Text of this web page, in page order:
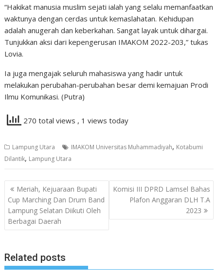
“Hakikat manusia muslim sejati ialah yang selalu memanfaatkan
waktunya dengan cerdas untuk kemaslahatan. Kehidupan
adalah anugerah dan keberkahan. Sangat layak untuk dihargai.
Tunjukkan aksi dari kepengerusan IMAKOM 2022-203,” tukas
Lovia.
Ia juga mengajak seluruh mahasiswa yang hadir untuk
melakukan perubahan-perubahan besar demi kemajuan Prodi
Ilmu Komunikasi. (Putra)
270 total views , 1 views today
Lampung Utara IMAKOM Universitas Muhammadiyah, Kotabumi
Dilantik, Lampung Utara
Navigasi
pos
Meriah, Kejuaraan Bupati
Cup Marching Dan Drum Band
Lampung Selatan Diikuti Oleh
Berbagai Daerah
Komisi III DPRD Lamsel Bahas
Plafon Anggaran DLH T.A
2023
Related posts